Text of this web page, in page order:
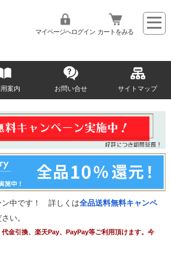
マイページへログイン カートをみる
案内 お問い合せ サイトマップ
ン中です！ 詳しくは全品送料無料キャンペ
い。
金引換、楽天Pay、PayPay等ご利用頂けます。今